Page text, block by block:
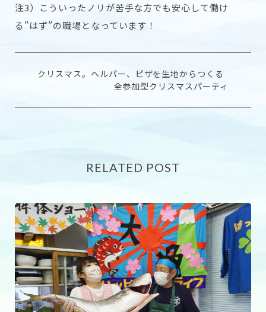
注3）こういったノリが苦手な方でも安心して働け
る”はず”の職場となっています！
クリスマス。ヘルパー、ピザを生地からつくる
全参加型クリスマスパーティ
RELATED POST